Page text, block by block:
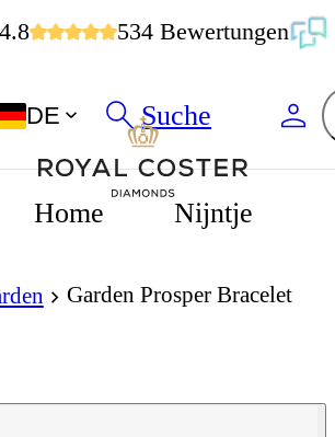
4.8 534 Bewertungen
DE Suche
Home Nijntje
Garden Prosper Bracelet